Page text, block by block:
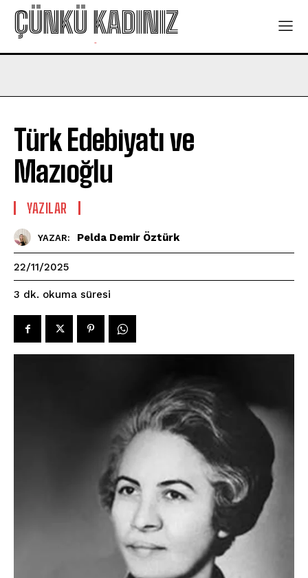
ÇÜNKÜ KADINIZ
-
Türk Edebiyatı ve
Mazıoğlu
YAZILAR
YAZAR: Pelda Demir Öztürk
22/11/2025
3 dk. okuma süresi